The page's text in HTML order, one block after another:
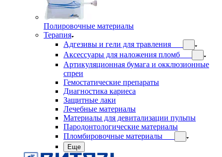
Полировочные материалы
Терапия
Адгезивы и гели для травления
Аксессуары для наложения пломб
Артикуляционная бумага и окклюзионные
спреи
Гемостатические препараты
Диагностика кариеса
Защитные лаки
Лечебные материалы
Материалы для девитализации пульпы
Пародонтологические материалы
Пломбировочные материалы
Еще